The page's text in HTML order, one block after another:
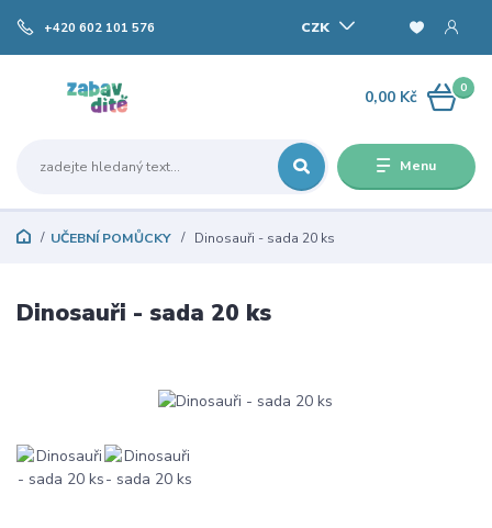
Menu
CZK
+420 602 101 576
0
0,00 Kč
UČEBNÍ POMŮCKY Dinosauři - sada 20 ks
Dinosauři - sada 20 ks